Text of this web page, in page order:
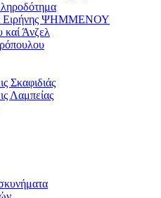
Ειρήνης ΨΗΜΜΕΝΟΥ
Άνζελ
Σκαφιδιάς
Λαμπείας